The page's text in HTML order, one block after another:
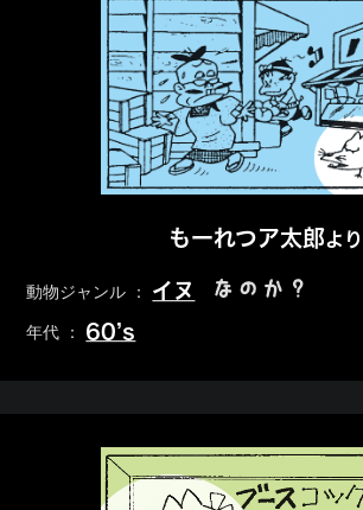
もーれつア太郎より
動物ジャンル ： イヌ なのか？
年代 ： 60’s